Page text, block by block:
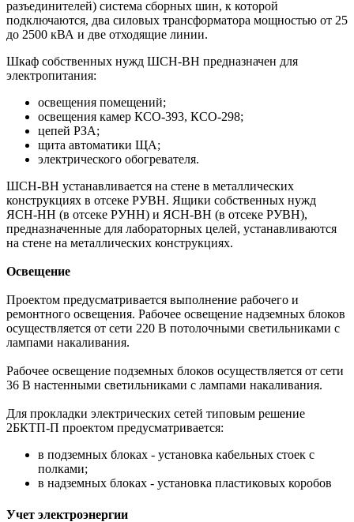
разъединителей) система сборных шин, к которой
подключаются, два силовых трансформатора мощностью от 25
до 2500 кВА и две отходящие линии.
Шкаф собственных нужд ШСН-ВН предназначен для
электропитания:
освещения помещений;
освещения камер КСО-393, КСО-298;
цепей РЗА;
щита автоматики ЩА;
электрического обогревателя.
ШСН-ВН устанавливается на стене в металлических
конструкциях в отсеке РУВН. Ящики собственных нужд
ЯСН-НН (в отсеке РУНН) и ЯСН-ВН (в отсеке РУВН),
предназначенные для лабораторных целей, устанавливаются
на стене на металлических конструкциях.
Освещение
Проектом предусматривается выполнение рабочего и
ремонтного освещения. Рабочее освещение надземных блоков
осуществляется от сети 220 В потолочными светильниками с
лампами накаливания.
Рабочее освещение подземных блоков осуществляется от сети
36 В настенными светильниками с лампами накаливания.
Для прокладки электрических сетей типовым решение
2БКТП-П проектом предусматривается:
в подземных блоках - установка кабельных стоек с
полками;
в надземных блоках - установка пластиковых коробов
Учет электроэнергии